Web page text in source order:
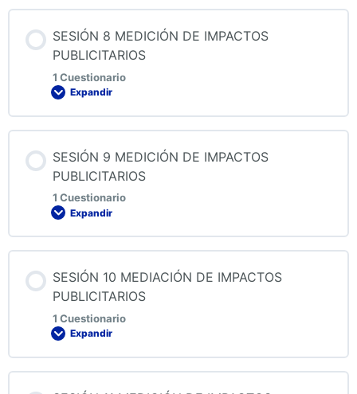
QUIZ 7 MEDICIÓN DE IMPACTOS PUBLICITARIOS
SESIÓN 8 MEDICIÓN DE IMPACTOS
PUBLICITARIOS
1 Cuestionario
Expandir
QUIZ 8 MEDICIÓN DE IMPACTOS PUBLICITARIOS
SESIÓN 9 MEDICIÓN DE IMPACTOS
PUBLICITARIOS
1 Cuestionario
Expandir
QUIZ 9 MEDICIÓN DE IMPACTOS PUBLICITARIOS
SESIÓN 10 MEDIACIÓN DE IMPACTOS
PUBLICITARIOS
1 Cuestionario
Expandir